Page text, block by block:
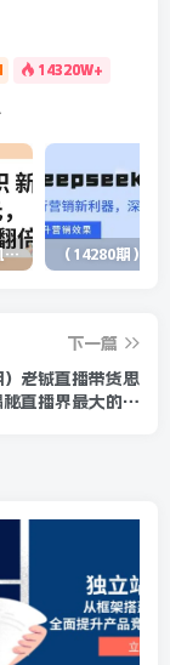
14320W+
百度问一问兼职新机遇，单号日赚百元，批量操作收入翻倍
下一篇
）老铖直播带货思
直播界最大的套